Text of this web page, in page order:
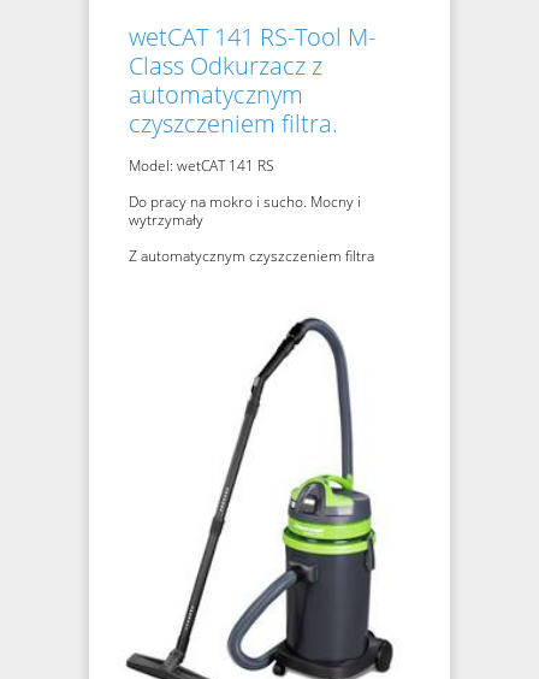
wetCAT 141 RS-Tool M-
Class Odkurzacz z
automatycznym
czyszczeniem filtra.
Model: wetCAT 141 RS
Do pracy na mokro i sucho. Mocny i
wytrzymały
Z automatycznym czyszczeniem filtra